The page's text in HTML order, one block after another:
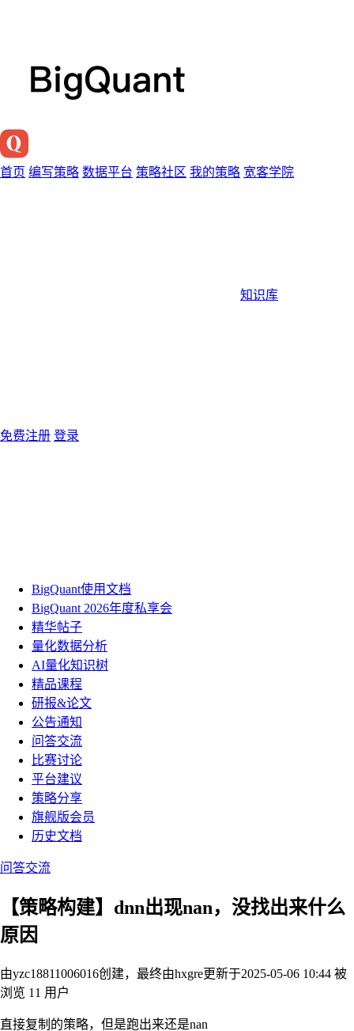
首页 编写策略 数据平台 策略社区 我的策略 宽客学院
知识库
免费注册 登录
BigQuant使用文档
BigQuant 2026年度私享会
精华帖子
量化数据分析
AI量化知识树
精品课程
研报&论文
公告通知
问答交流
比赛讨论
平台建议
策略分享
旗舰版会员
历史文档
问答交流
【策略构建】dnn出现nan，没找出来什么
原因
由yzc18811006016创建，最终由hxgre更新于2025-05-06 10:44 被
浏览 11 用户
直接复制的策略，但是跑出来还是nan